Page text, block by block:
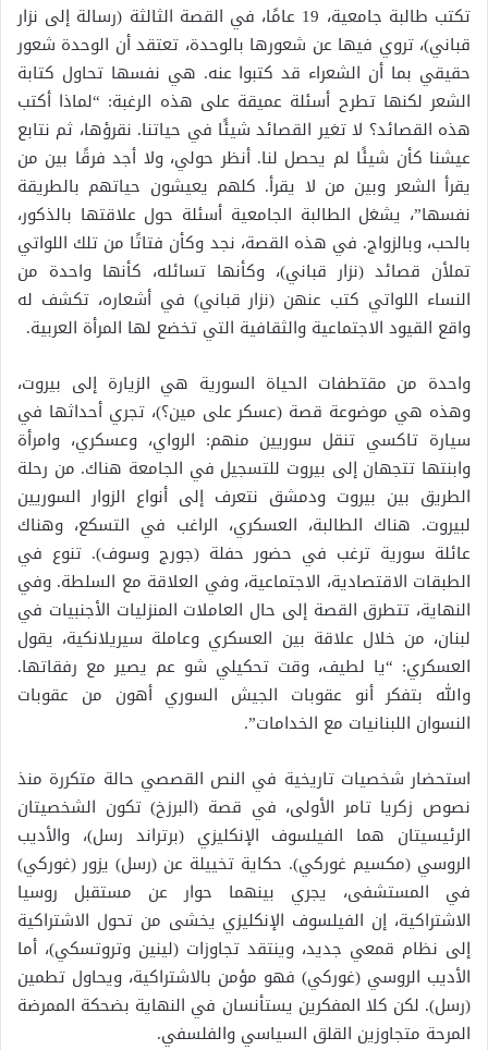
تكتب طالبة جامعية، 19 عامًا، في القصة الثالثة (رسالة إلى نزار
قباني)، تروي فيها عن شعورها بالوحدة، تعتقد أن الوحدة شعور
حقيقي بما أن الشعراء قد كتبوا عنه. هي نفسها تحاول كتابة
الشعر لكنها تطرح أسئلة عميقة على هذه الرغبة: “لماذا أكتب
هذه القصائد؟ لا تغير القصائد شيئًا في حياتنا. نقرؤها، ثم نتابع
عيشنا كأن شيئًا لم يحصل لنا. أنظر حولي، ولا أجد فرقًا بين من
يقرأ الشعر وبين من لا يقرأ. كلهم يعيشون حياتهم بالطريقة
نفسها”، يشغل الطالبة الجامعية أسئلة حول علاقتها بالذكور،
بالحب، وبالزواج. في هذه القصة، نجد وكأن فتاتًا من تلك اللواتي
تملأن قصائد (نزار قباني)، وكأنها تسائله، كأنها واحدة من
النساء اللواتي كتب عنهن (نزار قباني) في أشعاره، تكشف له
واقع القيود الاجتماعية والثقافية التي تخضع لها المرأة العربية.
واحدة من مقتطفات الحياة السورية هي الزيارة إلى بيروت،
وهذه هي موضوعة قصة (عسكر على مين؟)، تجري أحداثها في
سيارة تاكسي تنقل سوريين منهم: الرواي، وعسكري، وامرأة
وابنتها تتجهان إلى بيروت للتسجيل في الجامعة هناك. من رحلة
الطريق بين بيروت ودمشق نتعرف إلى أنواع الزوار السوريين
لبيروت. هناك الطالبة، العسكري، الراغب في التسكع، وهناك
عائلة سورية ترغب في حضور حفلة (جورج وسوف). تنوع في
الطبقات الاقتصادية، الاجتماعية، وفي العلاقة مع السلطة. وفي
النهاية، تتطرق القصة إلى حال العاملات المنزليات الأجنبيات في
لبنان، من خلال علاقة بين العسكري وعاملة سيريلانكية، يقول
العسكري: “يا لطيف، وقت تحكيلي شو عم يصير مع رفقاتها.
والله بتفكر أنو عقوبات الجيش السوري أهون من عقوبات
النسوان اللبنانيات مع الخدامات”.
استحضار شخصيات تاريخية في النص القصصي حالة متكررة منذ
نصوص زكريا تامر الأولى، في قصة (البرزخ) تكون الشخصيتان
الرئيسيتان هما الفيلسوف الإنكليزي (برتراند رسل)، والأديب
الروسي (مكسيم غوركي). حكاية تخييلة عن (رسل) يزور (غوركي)
في المستشفى، يجري بينهما حوار عن مستقبل روسيا
الاشتراكية، إن الفيلسوف الإنكليزي يخشى من تحول الاشتراكية
إلى نظام قمعي جديد، وينتقد تجاوزات (لينين وتروتسكي)، أما
الأديب الروسي (غوركي) فهو مؤمن بالاشتراكية، ويحاول تطمين
(رسل). لكن كلا المفكرين يستأنسان في النهاية بضحكة الممرضة
المرحة متجاوزين القلق السياسي والفلسفي.